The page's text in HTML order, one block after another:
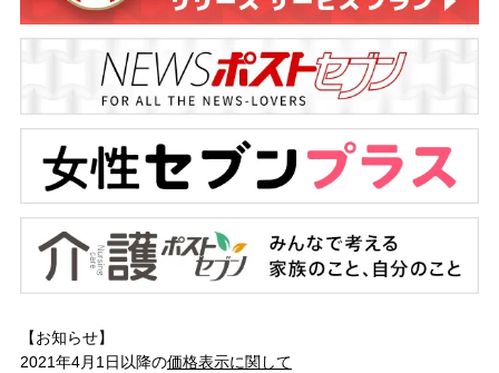
【お知らせ】
2021年4月1日以降の価格表示に関して